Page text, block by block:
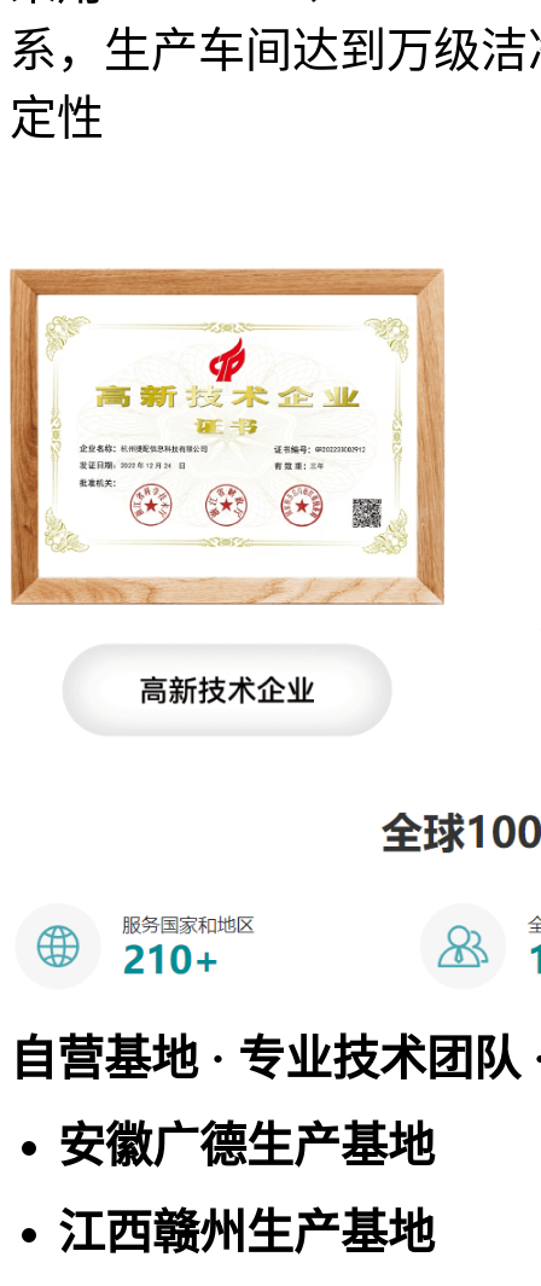
系，生产车间达到万级
定性
自营基地 · 专业技术团队
安徽广德生产基地
江西赣州生产基地